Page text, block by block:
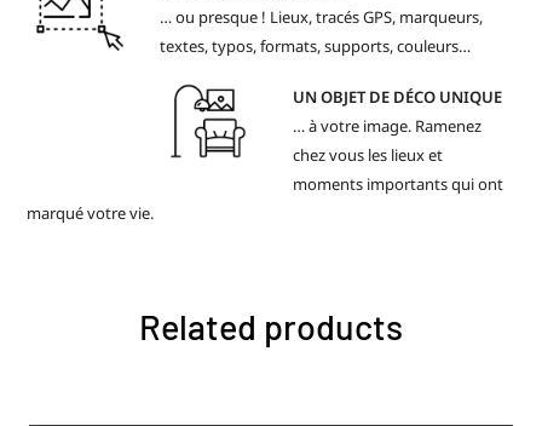
… ou presque ! Lieux, tracés GPS, marqueurs,
textes, typos, formats, supports, couleurs…
UN OBJET DE DÉCO UNIQUE
… à votre image. Ramenez
chez vous les lieux et
moments importants qui ont
marqué votre vie.
Related products